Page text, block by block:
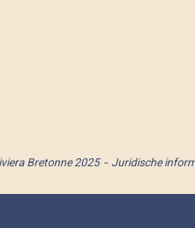
Bretonne 2025 Juridische